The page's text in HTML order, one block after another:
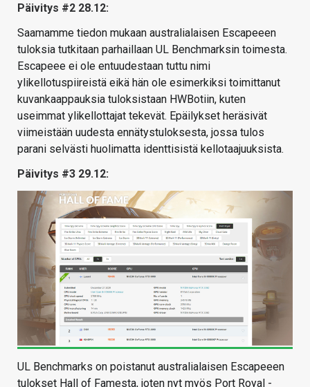
Päivitys #2 28.12:
Saamamme tiedon mukaan australialaisen Escapeeen
tuloksia tutkitaan parhaillaan UL Benchmarksin toimesta.
Escapeee ei ole entuudestaan tuttu nimi
ylikellotuspiireistä eikä hän ole esimerkiksi toimittanut
kuvankaappauksia tuloksistaan HWBotiin, kuten
useimmat ylikellottajat tekevät. Epäilykset heräsivät
viimeistään uudesta ennätystuloksesta, jossa tulos
parani selvästi huolimatta identtisistä kellotaajuuksista.
Päivitys #3 29.12:
UL Benchmarks on poistanut australialaisen Escapeeen
tulokset Hall of Famesta, joten nyt myös Port Royal -